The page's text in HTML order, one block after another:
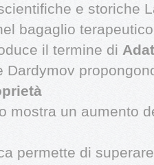
e storiche
bagaglio
il termine di
Dardymov
mostra un aumento
permette di